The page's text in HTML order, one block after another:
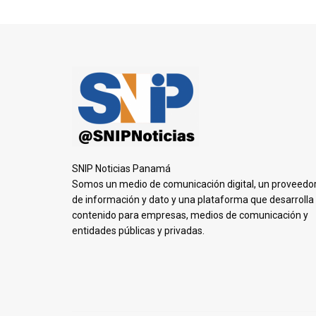
SNIP Noticias Panamá
Somos un medio de comunicación digital, un
de información y dato y una plataforma que desarrolla
contenido para empresas, medios de comunicación y
entidades públicas y privadas.